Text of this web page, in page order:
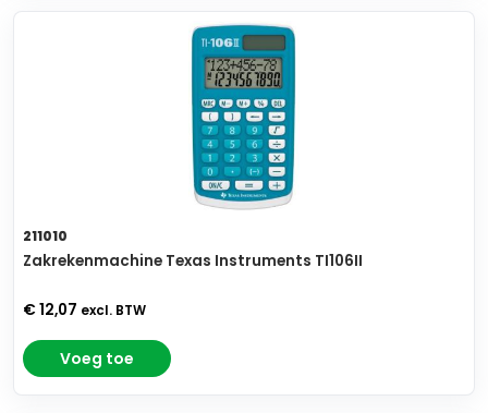
211010
Zakrekenmachine Texas Instruments TI106II
€ 12,07 excl. BTW
Voeg toe